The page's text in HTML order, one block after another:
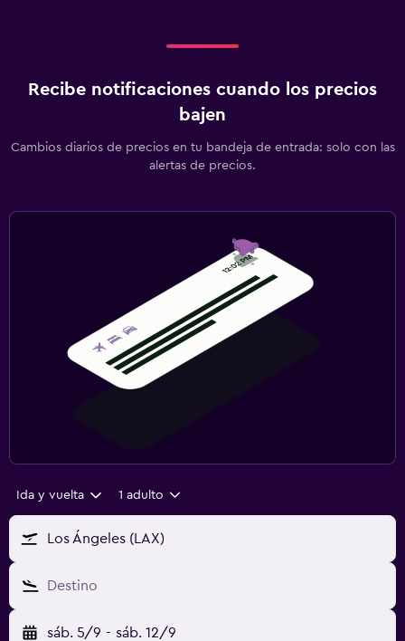
Recibe notificaciones cuando los precios
bajen
Cambios diarios de precios en tu bandeja de entrada: solo con las
alertas de precios.
Ida y vuelta 1 adulto
Los Ángeles (LAX)
Destino
sáb. 5/9 - sáb. 12/9